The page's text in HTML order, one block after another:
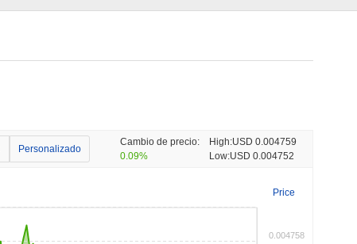
Personalizado
Cambio de precio:
0.09%
High:USD 0.004759
Low:USD 0.004752
Price
0.004758